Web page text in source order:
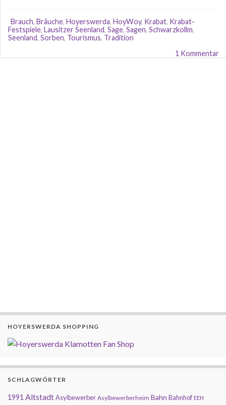
Brauch, Bräuche, Hoyerswerda, HoyWoy, Krabat, Krabat-
Festspiele, Lausitzer Seenland, Sage, Sagen, Schwarzkollm,
Seenland, Sorben, Tourismus, Tradition
1 Kommentar
HOYERSWERDA SHOPPING
SCHLAGWÖRTER
1991 AltstadtAsylbewerber Asylbewerberheim Bahn Bahnhof EEH